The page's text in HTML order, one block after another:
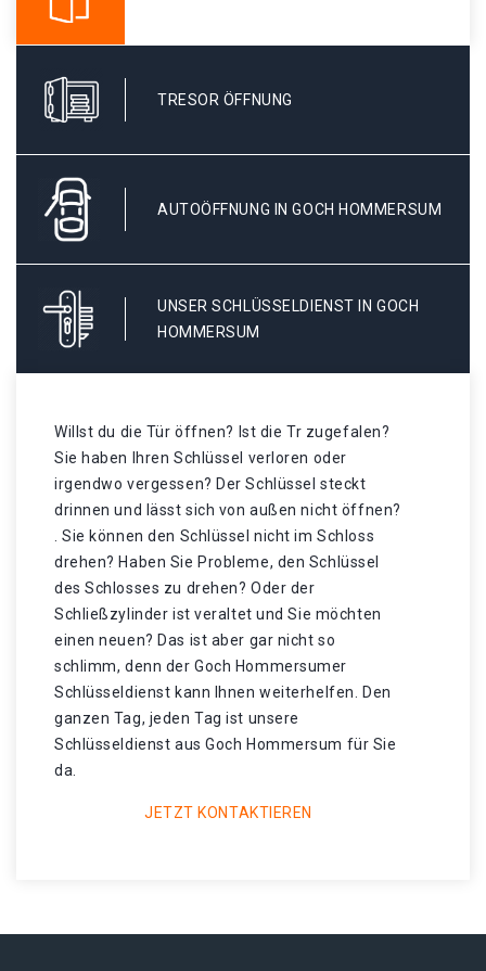
TRESOR ÖFFNUNG
AUTOÖFFNUNG IN GOCH HOMMERSUM
UNSER SCHLÜSSELDIENST IN GOCH
HOMMERSUM
Willst du die Tür öffnen? Ist die Tr zugefalen?
Sie haben Ihren Schlüssel verloren oder
irgendwo vergessen? Der Schlüssel steckt
drinnen und lässt sich von außen nicht öffnen?
. Sie können den Schlüssel nicht im Schloss
drehen? Haben Sie Probleme, den Schlüssel
des Schlosses zu drehen? Oder der
Schließzylinder ist veraltet und Sie möchten
einen neuen? Das ist aber gar nicht so
schlimm, denn der Goch Hommersumer
Schlüsseldienst kann Ihnen weiterhelfen. Den
ganzen Tag, jeden Tag ist unsere
Schlüsseldienst aus Goch Hommersum für Sie
da.
JETZT KONTAKTIEREN